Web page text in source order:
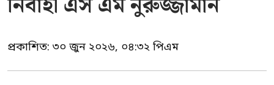
প্রকাশিত: ৩০ জুন ২০২৬, ০৪:৩২ পিএম